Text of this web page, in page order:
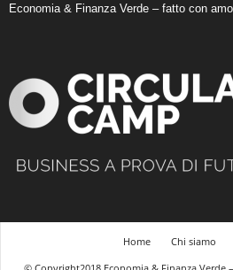
Economia & Finanza Verde – fatto con
Home Chi siamo